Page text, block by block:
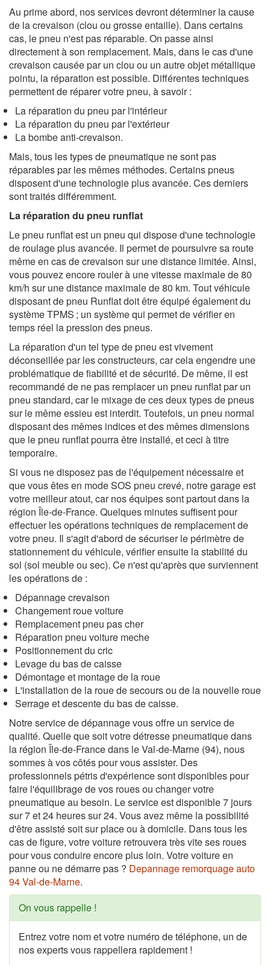
Au prime abord, nos services devront déterminer la cause
de la crevaison (clou ou grosse entaille). Dans certains
cas, le pneu n'est pas réparable. On passe ainsi
directement à son remplacement. Mais, dans le cas d'une
crevaison causée par un clou ou un autre objet métallique
pointu, la réparation est possible. Différentes techniques
permettent de réparer votre pneu, à savoir :
La réparation du pneu par l'intérieur
La réparation du pneu par l'extérieur
La bombe anti-crevaison.
Mais, tous les types de pneumatique ne sont pas
réparables par les mêmes méthodes. Certains pneus
disposent d'une technologie plus avancée. Ces derniers
sont traités différemment.
La réparation du pneu runflat
Le pneu runflat est un pneu qui dispose d'une technologie
de roulage plus avancée. Il permet de poursuivre sa route
même en cas de crevaison sur une distance limitée. Ainsi,
vous pouvez encore rouler à une vitesse maximale de 80
km/h sur une distance maximale de 80 km. Tout véhicule
disposant de pneu Runflat doit être équipé également du
système TPMS ; un système qui permet de vérifier en
temps réel la pression des pneus.
La réparation d'un tel type de pneu est vivement
déconseillée par les constructeurs, car cela engendre une
problématique de fiabilité et de sécurité. De même, il est
recommandé de ne pas remplacer un pneu runflat par un
pneu standard, car le mixage de ces deux types de pneus
sur le même essieu est interdit. Toutefois, un pneu normal
disposant des mêmes indices et des mêmes dimensions
que le pneu runflat pourra être installé, et ceci à titre
temporaire.
Si vous ne disposez pas de l'équipement nécessaire et
que vous êtes en mode SOS pneu crevé, notre garage est
votre meilleur atout, car nos équipes sont partout dans la
région Île-de-France. Quelques minutes suffisent pour
effectuer les opérations techniques de remplacement de
votre pneu. Il s'agit d'abord de sécuriser le périmètre de
stationnement du véhicule, vérifier ensuite la stabilité du
sol (sol meuble ou sec). Ce n'est qu'après que surviennent
les opérations de :
Dépannage crevaison
Changement roue voiture
Remplacement pneu pas cher
Réparation pneu voiture meche
Positionnement du cric
Levage du bas de caisse
Démontage et montage de la roue
L'installation de la roue de secours ou de la nouvelle roue
Serrage et descente du bas de caisse.
Notre service de dépannage vous offre un service de
qualité. Quelle que soit votre détresse pneumatique dans
la région Île-de-France dans le Val-de-Marne (94), nous
sommes à vos côtés pour vous assister. Des
professionnels pétris d'expérience sont disponibles pour
faire l'équilibrage de vos roues ou changer votre
pneumatique au besoin. Le service est disponible 7 jours
sur 7 et 24 heures sur 24. Vous avez même la possibilité
d'être assisté soit sur place ou à domicile. Dans tous les
cas de figure, votre voiture retrouvera très vite ses roues
pour vous conduire encore plus loin. Votre voiture en
panne ou ne démarre pas ? Depannage remorquage auto
94 Val-de-Marne.
On vous rappelle !
Entrez votre nom et votre numéro de téléphone, un de
nos experts vous rappellera rapidement !